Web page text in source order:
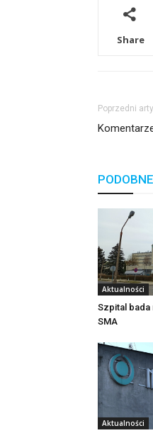
Share
Poprzedni
Aktualności
Szpital
SMA
Aktualności